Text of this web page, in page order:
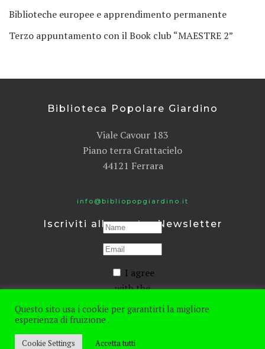
Biblioteche europee e apprendimento permanente
Terzo appuntamento con il Book club “MAESTRE 2”
Biblioteca Popolare Giardino
Viale Cavour 183
Piano terra Grattacielo
44121 Ferrara
info@bibliopopgiardino.it
Iscriviti alla nostra Newsletter
I agree
with the
policy
ISCRIVITI
Questo sito usa i cookie per garantirti la migliore
esperienza di fruizione .
Cookie Settings Accetta tutti